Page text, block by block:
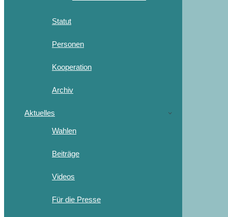
Statut
Personen
Kooperation
Archiv
Aktuelles
Wahlen
Beiträge
Videos
Für die Presse